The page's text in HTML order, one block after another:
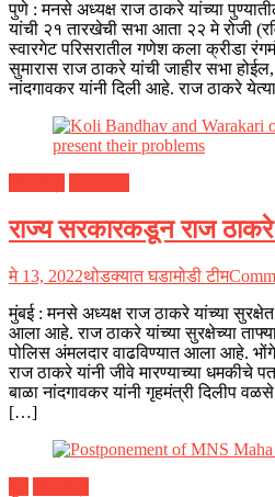
पुणे : मनसे अध्यक्ष राज ठाकरे यांच्या
यांची २१ तारखेची सभा आता २२ मे रोजी
स्वारगेट परिसरातील गणेश कला क्रीडा
सुमारास राज ठाकरे यांची जाहीर सभा
नांदगावकर यांनी दिली आहे. राज ठाकरे
राज्य सरकारकडून राज ठाकरे
मे 13, 2022थोडक्यात घडामोडी टीम
मुंबई : मनसे अध्यक्ष राज ठाकरे यांच्या
आला आहे. राज ठाकरे यांच्या सुरक्षेच्या
पोलिस अंमलदार वाढविण्यात आला आहे.
राज ठाकरे यांनी जीवे मारण्याच्या
बाळा नांदगावकर यांनी गृहमंत्री दिलीप
[…]